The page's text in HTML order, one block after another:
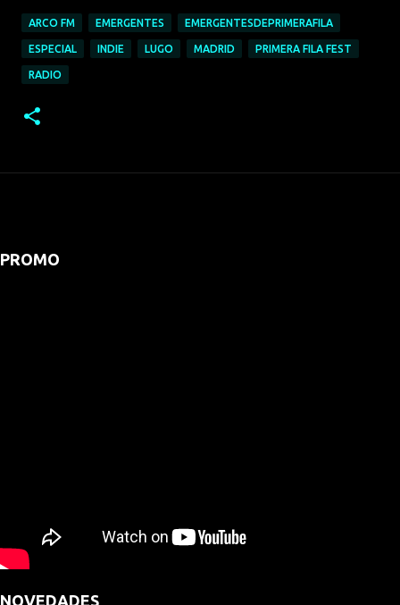
ARCO FM EMERGENTES EMERGENTESDEPRIMERAFILA
ESPECIAL INDIE LUGO MADRID PRIMERA FILA FEST
RADIO
PROMO
NOVEDADES